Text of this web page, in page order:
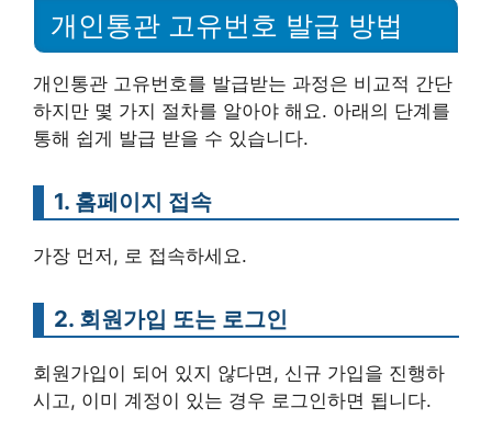
개인통관 고유번호 발급 방법
개인통관 고유번호를 발급받는 과정은 비교적 간단
하지만 몇 가지 절차를 알아야 해요. 아래의 단계를
통해 쉽게 발급 받을 수 있습니다.
1. 홈페이지 접속
가장 먼저, 로 접속하세요.
2. 회원가입 또는 로그인
회원가입이 되어 있지 않다면, 신규 가입을 진행하
시고, 이미 계정이 있는 경우 로그인하면 됩니다.